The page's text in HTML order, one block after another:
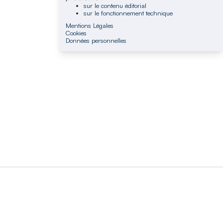
sur le contenu éditorial
sur le fonctionnement technique
Mentions Légales
Cookies
Données personnelles